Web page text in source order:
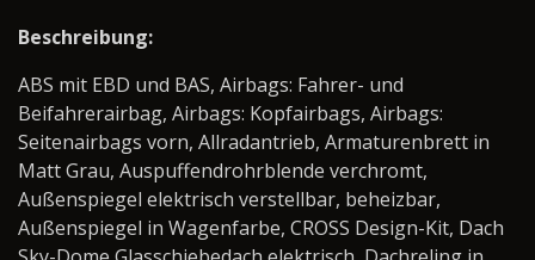
Beschreibung:
ABS mit EBD und BAS, Airbags: Fahrer- und
Beifahrerairbag, Airbags: Kopfairbags, Airbags:
Seitenairbags vorn, Allradantrieb, Armaturenbrett in
Matt Grau, Auspuffendrohrblende verchromt,
Außenspiegel elektrisch verstellbar, beheizbar,
Außenspiegel in Wagenfarbe, CROSS Design-Kit, Dach